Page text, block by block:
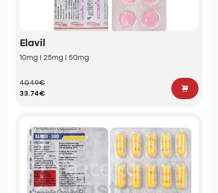
Elavil
10mg | 25mg | 50mg
40.49€
33.74€